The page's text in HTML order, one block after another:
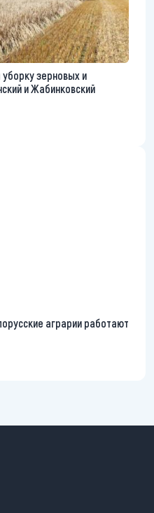
зерновых и
и Жабинковский
аграрии работают